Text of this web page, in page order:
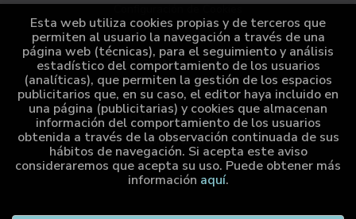
Configuración de Cookies
ATENCIÓN AL CLIENTE
Quiénes somos
Pedidos especiales
Distribución
Esta web utiliza cookies propias y de terceros que
permiten al usuario la navegación a través de una
página web (técnicas), para el seguimiento y análisis
estadístico del comportamiento de los usuarios
(analíticas), que permiten la gestión de los espacios
publicitarios que, en su caso, el editor haya incluido en
una página (publicitarias) y cookies que almacenan
información del comportamiento de los usuarios
obtenida a través de la observación continuada de sus
hábitos de navegación. Si acepta este aviso
consideraremos que acepta su uso. Puede obtener más
información aquí.